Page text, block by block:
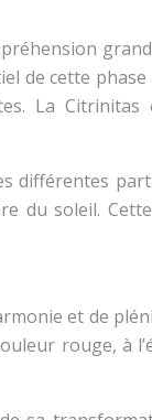
de cette
La
différentes
du soleil.
et de
rouge, à